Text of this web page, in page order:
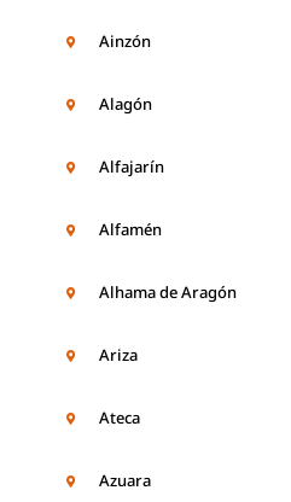
Ainzón
Alagón
Alfajarín
Alfamén
Alhama de Aragón
Ariza
Ateca
Azuara